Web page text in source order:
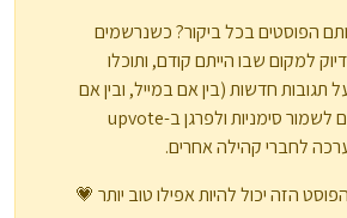
הפוסטים בכל ביקור? כשנרשמים
למקום שבו הייתם קודם, ותוכלו
חדשות (בין אם במייל, ובין אם
בהתראת פוש). תוכלו גם לשמור סימניות ולפרגן ב-upvote
לחברי קהילה אחרים.
הזה יכול להיות אפילו טוב יותר 💗